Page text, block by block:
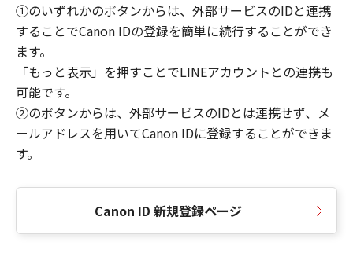
①のいずれかのボタンからは、外部サービスのIDと連携
することでCanon IDの登録を簡単に続行することができ
ます。
「もっと表示」を押すことでLINEアカウントとの連携も
可能です。
②のボタンからは、外部サービスのIDとは連携せず、メ
ールアドレスを用いてCanon IDに登録することができま
す。
Canon ID 新規登録ページ